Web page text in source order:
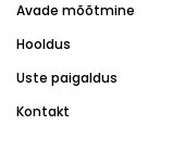
Avade mõõtmine
Hooldus
Uste paigaldus
Kontakt